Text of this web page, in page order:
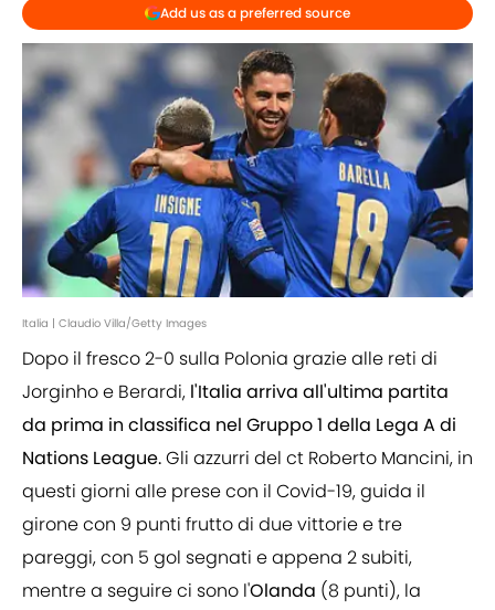
Add us as a preferred source
Italia | Claudio Villa/Getty Images
Dopo il fresco 2-0 sulla Polonia grazie alle reti di
Jorginho e Berardi, l'Italia arriva all'ultima partita
da prima in classifica nel Gruppo 1 della Lega A di
Nations League.Gli azzurri del ct Roberto Mancini, in
questi giorni alle prese con il Covid-19, guida il
girone con 9 punti frutto di due vittorie e tre
pareggi, con 5 gol segnati e appena 2 subiti,
mentre a seguire ci sono l'Olanda (8 punti), la